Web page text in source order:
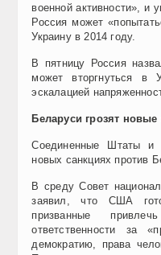
военной активности», и
Россия может
Украину в 2014 году.
В пятницу Россия
может вторгнуться в
эскалацией
Беларуси грозят новые
Соединенные Штаты и
новых санкциях против
В среду Совет
заявил, что США
призванные
ответственности за
демократию, права